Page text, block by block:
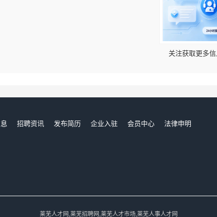
关注获取更多
招聘资讯 发布简历 企业入驻 会员中心
法律申明
莱芜人才网,莱芜招聘网,莱芜人才市场,莱芜人事人才网